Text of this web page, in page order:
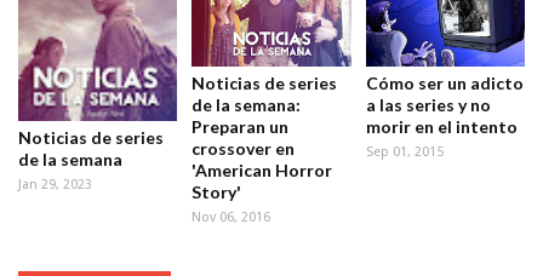
Noticias de series
de la semana
Jan 29, 2023
Noticias de series
de la semana:
Preparan un
crossover en
'American Horror
Story'
Nov 06, 2016
Cómo ser un adicto
a las series y no
morir en el intento
Sep 01, 2015